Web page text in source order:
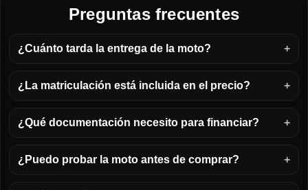
Preguntas frecuentes
¿Cuánto tarda la entrega de la moto?
¿La matriculación está incluida en el precio?
¿Qué documentación necesito para financiar?
¿Puedo probar la moto antes de comprar?